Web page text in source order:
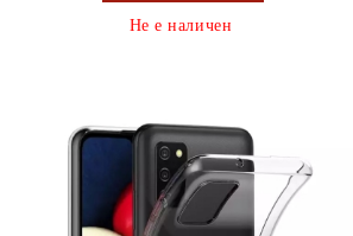
Не е наличен